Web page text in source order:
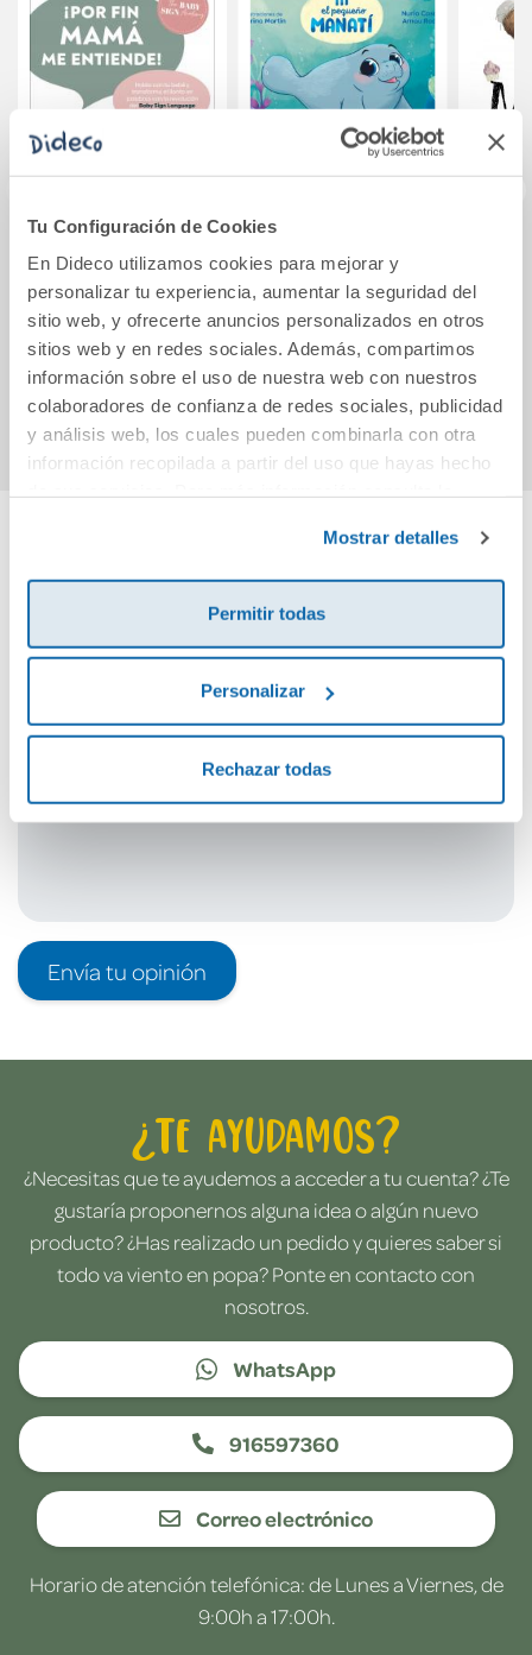
Tu Configuración de Cookies
En Dideco utilizamos cookies para mejorar y
personalizar tu experiencia, aumentar la seguridad del
sitio web, y ofrecerte anuncios personalizados en otros
sitios web y en redes sociales. Además, compartimos
información sobre el uso de nuestra web con nuestros
colaboradores de confianza de redes sociales, publicidad
y análisis web, los cuales pueden combinarla con otra
información recopilada a partir del uso que hayas hecho
Mostrar detalles
Permitir todas
Personalizar
Rechazar todas
¡Por fin mamá me
entiende!
21,90€
Comprar
Iti, el pequeño
manatí - ¡Juntos es
más fácil!
17,95€
Comprar
Cuéntanos tu opinión
Debes iniciar sesión para poder valorarlo
Envía tu opinión
¿Te ayudamos?
¿Necesitas que te ayudemos a acceder a tu cuenta? ¿Te
gustaría proponernos alguna idea o algún nuevo
producto? ¿Has realizado un pedido y quieres saber si
todo va viento en popa? Ponte en contacto con
nosotros.
WhatsApp
916597360
Correo electrónico
Horario de atención telefónica: de Lunes a Viernes, de
9:00h a 17:00h.